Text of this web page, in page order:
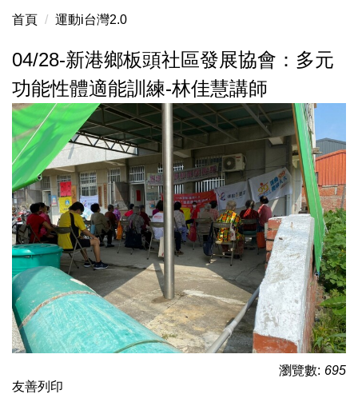
首頁 運動i台灣2.0
04/28-新港鄉板頭社區發展協會：多元
功能性體適能訓練-林佳慧講師
瀏覽數: 695
友善列印